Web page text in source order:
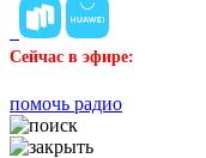
Сейчас в эфире:
помочь радио